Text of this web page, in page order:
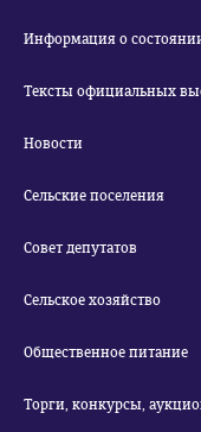
Информация о
Тексты официальных
Новости
Сельские поселения
Совет депутатов
Сельское хозяйство
Общественное питание
Торги, конкурсы,